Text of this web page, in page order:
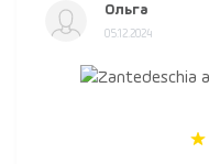
Ольга
05.12.2024